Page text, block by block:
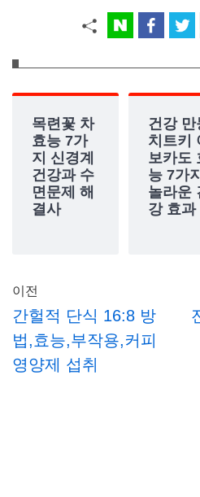
목련꽃 차
효능 7가
지 신경계
건강과 수
면문제 해
결사
건강 만
치트키
보카도
능 7가지
놀라운
강 효과
이전
간헐적 단식 16:8 방
법,효능,부작용,커피
영양제 섭취